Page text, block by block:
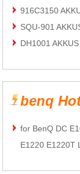
916C3150
SQU-901
DH1001 AKKUS
benq
for BenQ DC
E1220 E1220T